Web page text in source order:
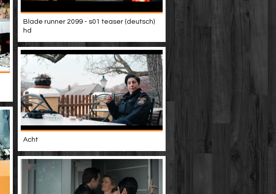
Blade runner 2099 - s01 teaser (deutsch)
hd
Acht